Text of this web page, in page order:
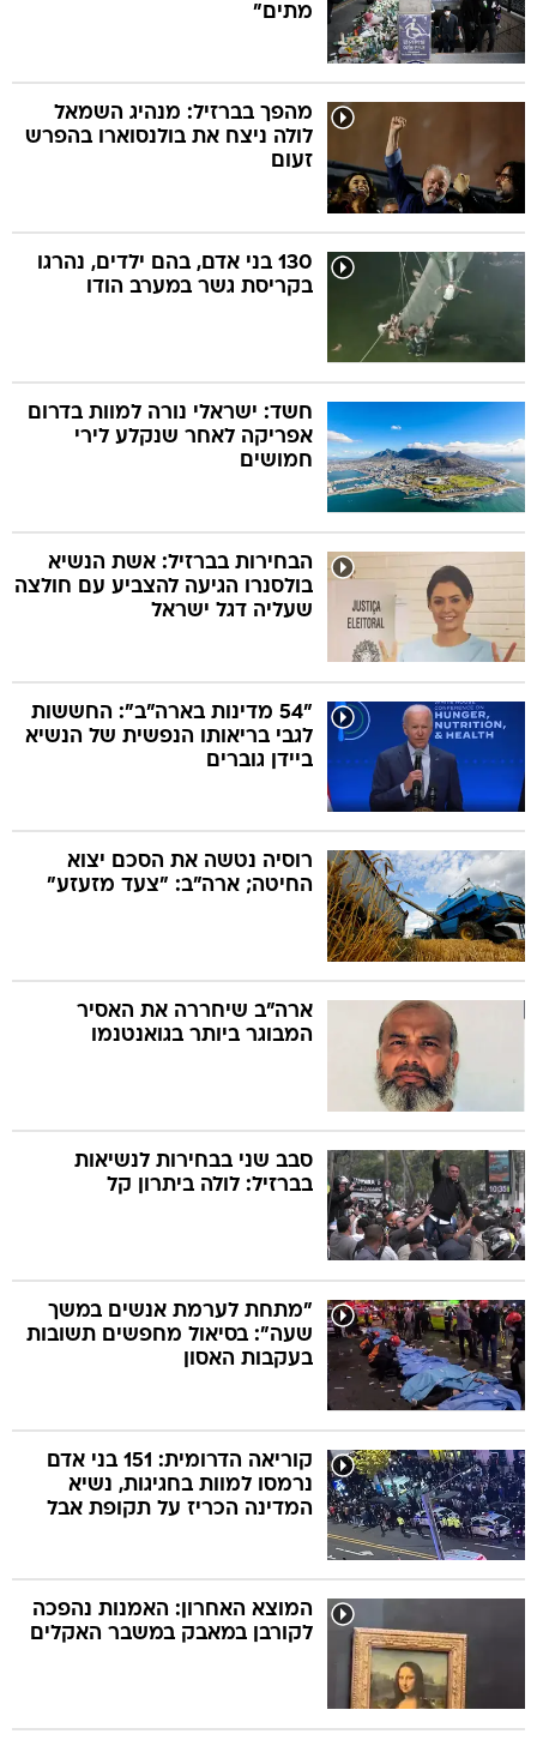
מתים"
מהפך בברזיל: מנהיג השמאל
לולה ניצח את בולנסוארו בהפרש
זעום
130 בני אדם, בהם ילדים, נהרגו
בקריסת גשר במערב הודו
חשד: ישראלי נורה למוות בדרום
אפריקה לאחר שנקלע לירי
חמושים
הבחירות בברזיל: אשת הנשיא
בולסנרו הגיעה להצביע עם חולצה
שעליה דגל ישראל
"54 מדינות בארה"ב": החששות
לגבי בריאותו הנפשית של הנשיא
ביידן גוברים
רוסיה נטשה את הסכם יצוא
החיטה; ארה"ב: "צעד מזעזע"
ארה"ב שיחררה את האסיר
המבוגר ביותר בגואנטנמו
סבב שני בבחירות לנשיאות
בברזיל: לולה ביתרון קל
"מתחת לערמת אנשים במשך
שעה": בסיאול מחפשים תשובות
בעקבות האסון
קוריאה הדרומית: 151 בני אדם
נרמסו למוות בחגיגות, נשיא
המדינה הכריז על תקופת אבל
המוצא האחרון: האמנות נהפכה
לקורבן במאבק במשבר האקלים